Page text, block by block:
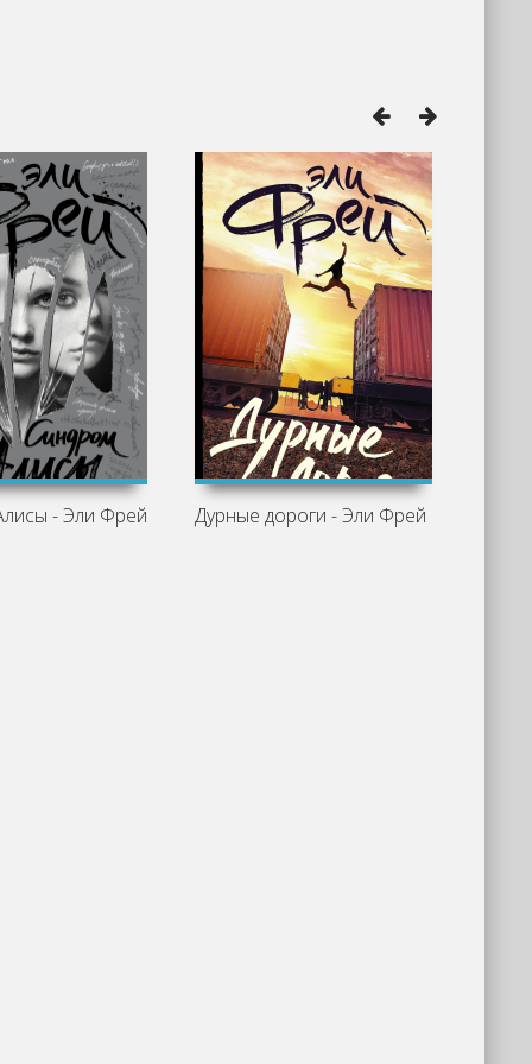
- Эли Фрей Дурные дороги - Эли Фрей